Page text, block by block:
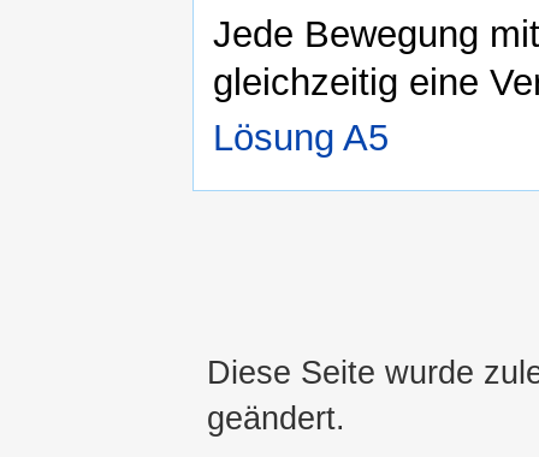
Jede Bewegung
gleichzeitig eine
Lösung A5
Diese Seite wurde
geändert.